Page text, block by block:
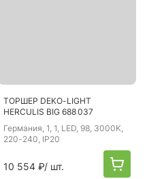
ТОРШЕР DEKO-LIGHT
HERCULIS BIG 688 037
Германия, 1, 1, LED, 98, 3000K,
220-240, IP20
10 554 ₽/ шт.